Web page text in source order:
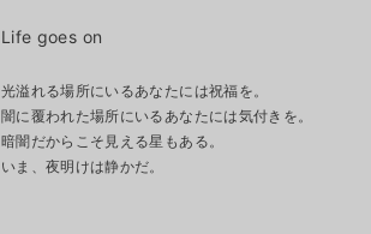
Life goes on
光溢れる場所にいるあなたには祝福を。
闇に覆われた場所にいるあなたには気付きを。
暗闇だからこそ見える星もある。
いま、夜明けは静かだ。